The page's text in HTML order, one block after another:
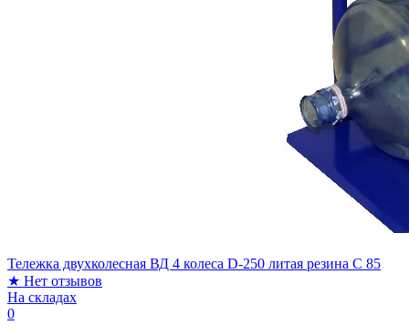
Тележка двухколесная ВД 4 колеса D-250 литая резина C 85
★ Нет отзывов
На складах
0